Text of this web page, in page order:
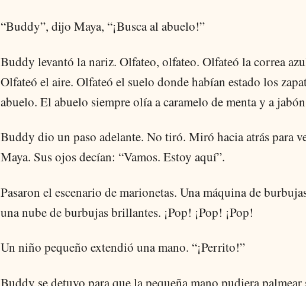
“Buddy”, dijo Maya, “¡Busca al abuelo!”
Buddy levantó la nariz. Olfateo, olfateo. Olfateó la correa
Olfateó el aire. Olfateó el suelo donde habían estado los
abuelo. El abuelo siempre olía a caramelo de menta y a
Buddy dio un paso adelante. No tiró. Miró hacia atrás para
Maya. Sus ojos decían: “Vamos. Estoy aquí”.
Pasaron el escenario de marionetas. Una máquina de
una nube de burbujas brillantes. ¡Pop! ¡Pop! ¡Pop!
Un niño pequeño extendió una mano. “¡Perrito!”
Buddy se detuvo para que la pequeña mano pudiera palmear